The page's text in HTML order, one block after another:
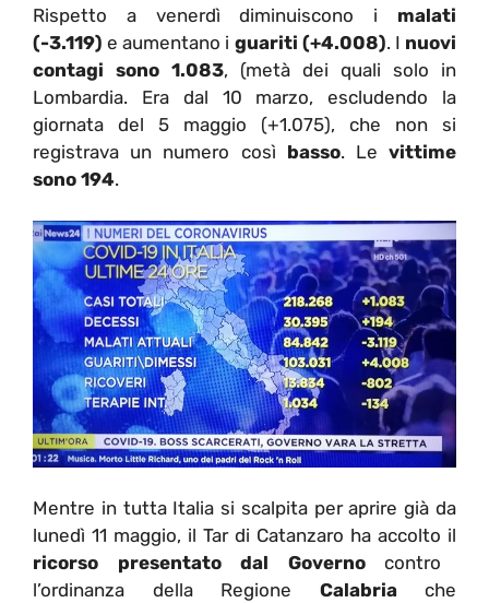
Rispetto a venerdì diminuiscono i malati
(-3.119)e aumentano i guariti (+4.008). I nuovi
contagi sono 1.083, (metà dei quali solo in
Lombardia. Era dal 10 marzo, escludendo la
giornata del 5 maggio (+1.075), che non si
registrava un numero così basso. Le vittime
sono 194.
Mentre in tutta Italia si scalpita per aprire già da
lunedì 11 maggio, il Tar di Catanzaro ha accolto il
ricorso presentato dal Governocontro
l’ordinanza della Regione Calabria che